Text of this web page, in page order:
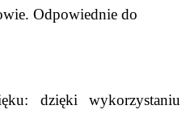
Odpowiednie do
dzięki wykorzystaniu